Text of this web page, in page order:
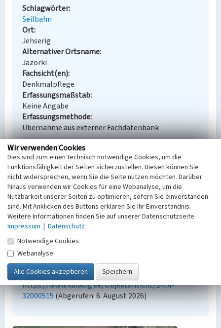
Schlagwörter
Seilbahn
Ort
Jehserig
Alternativer Ortsname
Jazorki
Fachsicht(en)
Denkmalpflege
Erfassungsmaßstab
Keine Angabe
Erfassungsmethode
Übernahme aus externer Fachdatenbank
Empfohlene Zitierweise
Urheberrechtlicher Hinweis
Der hier präsentierte Inhalt steht unter der freien
Lizenz dl-by-de/2.0 (Namensnennung). Die
angezeigten Medien unterliegen möglicherweise
zusätzlichen urheberrechtlichen Bedingungen, die
an diesen ausgewiesen sind.
Empfohlene Zitierweise
„Seilbahn Tiefbau-Jehserig”. In: KuLaDig,
Kultur.Landschaft.Digital. URL:
https://www.kuladig.de/Objektansicht/BKM-
32000515(Abgerufen: 6. August 2026)
Wir verwenden Cookies
Dies sind zum einen technisch notwendige Cookies, um die
Funktionsfähigkeit der Seiten sicherzustellen. Diesen können Sie
nicht widersprechen, wenn Sie die Seite nutzen möchten. Darüber
hinaus verwenden wir Cookies für eine Webanalyse, um die
Nutzbarkeit unserer Seiten zu optimieren, sofern Sie einverstanden
sind. Mit Anklicken des Buttons erklären Sie Ihr Einverständnis.
Weitere Informationen finden Sie auf unserer Datenschutzseite.
Impressum | Datenschutz
Notwendige Cookies
Webanalyse